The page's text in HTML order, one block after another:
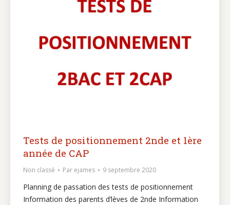
Tests de positionnement 2nde et 1ère
année de CAP
Non classé Par ejames 9 septembre 2020
Planning de passation des tests de positionnement
Information des parents d’lèves de 2nde Information